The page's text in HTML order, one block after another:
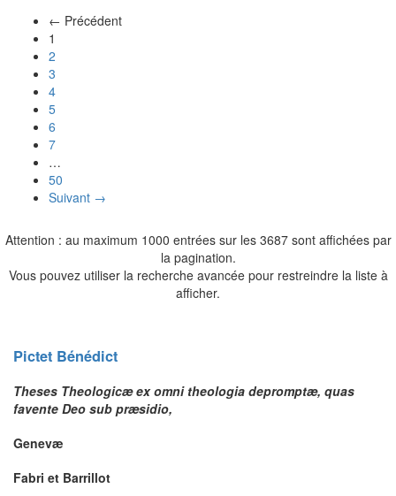
← Précédent
1
2
3
4
5
6
7
…
50
Suivant →
Attention : au maximum 1000 entrées sur les 3687 sont affichées par
la pagination.
Vous pouvez utiliser la recherche avancée pour restreindre la liste à
afficher.
Pictet Bénédict
Theses Theologicæ ex omni theologia depromptæ, quas
favente Deo sub præsidio,
Genevæ
Fabri et Barrillot